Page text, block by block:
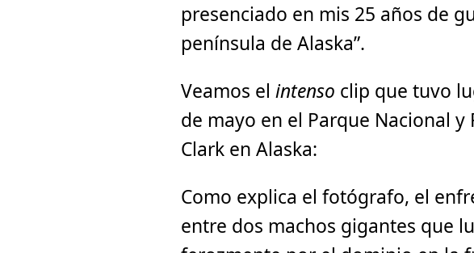
presenciado en mis 25 años de
península de Alaska”.
Veamos el intenso clip que tuvo
de mayo en el Parque Nacional y
Clark en Alaska:
Como explica el fotógrafo, el
entre dos machos gigantes que